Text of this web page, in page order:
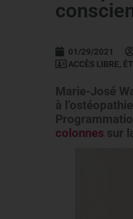
01/29/2021
ACCÈS LIBRE,
Marie-José
à
colonnes sur